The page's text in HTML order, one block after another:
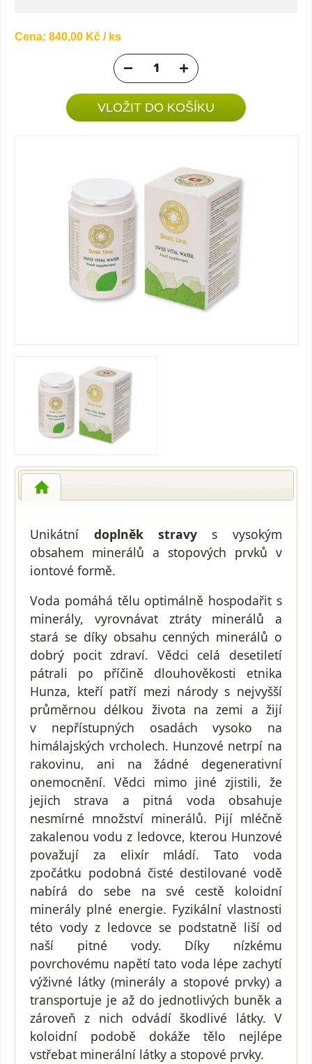
Cena: 840,00 Kč / ks
Unikátní doplněk stravy s vysokým
obsahem minerálů a stopových prvků v
iontové formě.
Voda pomáhá tělu optimálně hospodařit s
minerály, vyrovnávat ztráty minerálů a
stará se díky obsahu cenných minerálů o
dobrý pocit zdraví. Vědci celá desetiletí
pátrali po příčině dlouhověkosti etnika
Hunza, kteří patří mezi národy s nejvyšší
průměrnou délkou života na zemi a žijí
v nepřístupných osadách vysoko na
himálajských vrcholech. Hunzové netrpí na
rakovinu, ani na žádné degenerativní
onemocnění. Vědci mimo jiné zjistili, že
jejich strava a pitná voda obsahuje
nesmírné množství minerálů. Pijí mléčně
zakalenou vodu z ledovce, kterou Hunzové
považují za elixír mládí. Tato voda
zpočátku podobná čisté destilované vodě
nabírá do sebe na své cestě koloidní
minerály plné energie. Fyzikální vlastnosti
této vody z ledovce se podstatně liší od
naší pitné vody. Díky nízkému
povrchovému napětí tato voda lépe zachytí
výživné látky (minerály a stopové prvky) a
transportuje je až do jednotlivých buněk a
zároveň z nich odvádí škodlivé látky. V
koloidní podobě dokáže tělo nejlépe
vstřebat minerální látky a stopové prvky.